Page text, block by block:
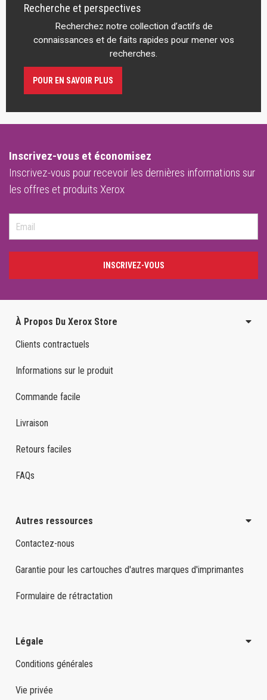
Recherche et perspectives
Recherchez notre collection d’actifs de
connaissances et de faits rapides pour mener vos
recherches.
POUR EN SAVOIR PLUS
Inscrivez-vous et économisez
Inscrivez-vous pour recevoir les dernières informations sur
les offres et produits Xerox
INSCRIVEZ-VOUS
À Propos Du Xerox Store
Clients contractuels
Informations sur le produit
Commande facile
Livraison
Retours faciles
FAQs
Autres ressources
Contactez-nous
Garantie pour les cartouches d'autres marques d'imprimantes
Formulaire de rétractation
Légale
Conditions générales
Vie privée